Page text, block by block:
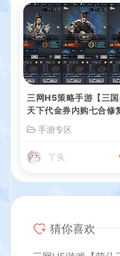
三网H5策略手游【三
天下代金券内购七合修
最新整理单机一键即玩
+Linux手工服务端+管
+GM授权后台+简易安
端+详细搭建教程+视频
手游专区
丫头
猜你喜欢